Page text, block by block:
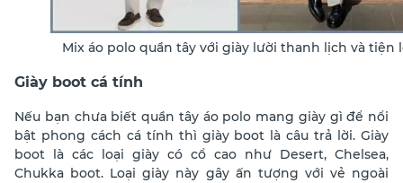
Mix áo polo quần tây với giày lười thanh lịch và tiện
Giày boot cá tính
Nếu bạn chưa biết quần tây áo polo mang giày gì để nổi
bật phong cách cá tính thì giày boot là câu trả lời. Giày
boot là các loại giày có cổ cao như Desert, Chelsea,
Chukka boot. Loại giày này gây ấn tượng với vẻ ngoài